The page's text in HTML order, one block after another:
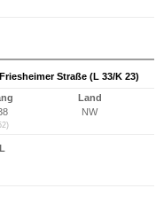
Straße (L 33/K 23)
Land
NW